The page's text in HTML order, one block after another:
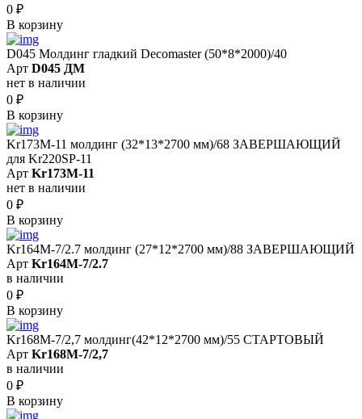
0 ₽
В корзину
D045 Молдинг гладкий Decomaster (50*8*2000)/40
Арт D045 ДМ
нет в наличии
0 ₽
В корзину
Kr173M-11 молдинг (32*13*2700 мм)/68 ЗАВЕРШАЮЩИЙ
для Kr220SP-11
Арт Kr173M-11
нет в наличии
0 ₽
В корзину
Kr164M-7/2.7 молдинг (27*12*2700 мм)/88 ЗАВЕРШАЮЩИЙ
Арт Kr164M-7/2.7
в наличии
0 ₽
В корзину
Kr168M-7/2,7 молдинг(42*12*2700 мм)/55 СТАРТОВЫЙ
Арт Kr168M-7/2,7
в наличии
0 ₽
В корзину